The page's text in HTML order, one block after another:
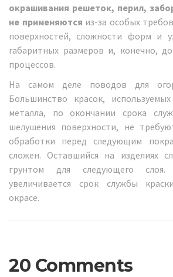
окрашивания решеток, перил,
не применяются из-за особых
поверхностей, сложности форм и
габаритных размеров и, конечно,
процессов.
На самом деле поводов для
Большинство красок,
металла, по окончании срока
шелушения поверхности, не
обработки перед следующим
сложен. Оставшийся на изделиях
грунтом для следующего
увеличивается срок службы
окрасе.
20 Comments